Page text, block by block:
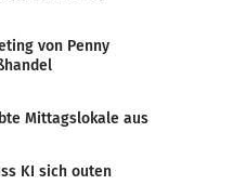
von Penny
Mittagslokale aus
KI sich outen